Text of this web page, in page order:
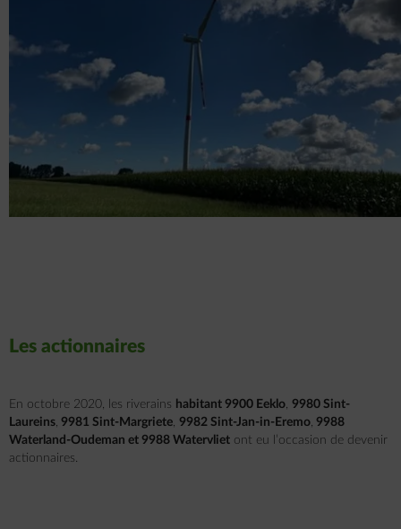
Les actionnaires
En octobre 2020, les riverains habitant 9900 Eeklo, 9980 Sint-
Laureins, 9981 Sint-Margriete, 9982 Sint-Jan-in-Eremo, 9988
Waterland-Oudeman et 9988 Watervliet ont eu l’occasion de devenir
actionnaires.